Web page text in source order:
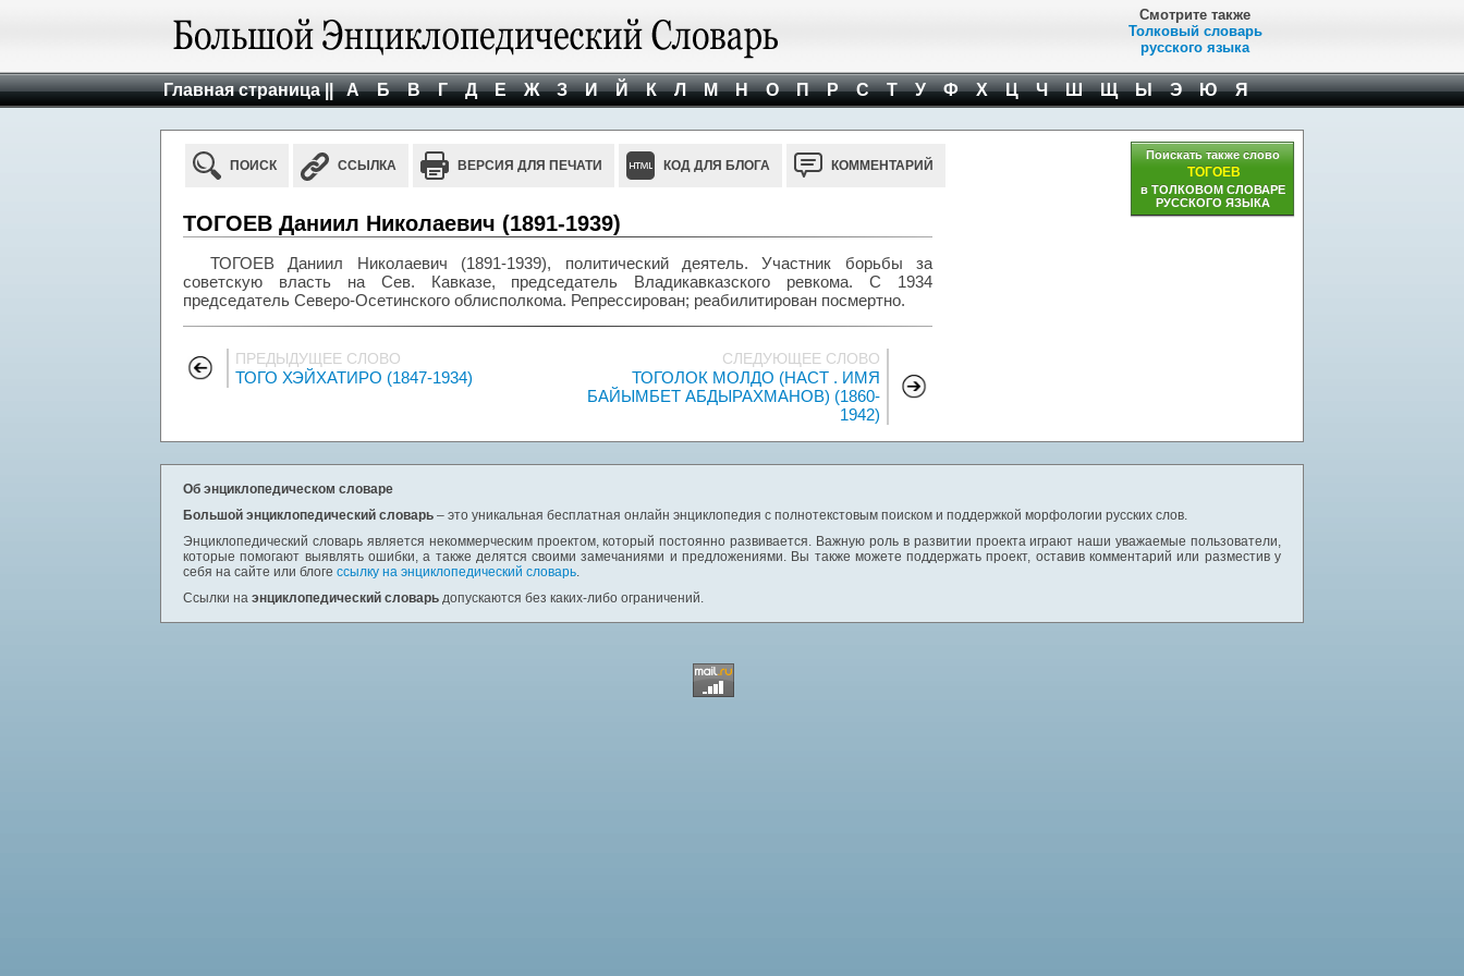
Смотрите также
Толковый словарь
русского языка
Главная страница || А Б В Г Д Е Ж З И Й К Л М Н О П Р С Т У Ф Х Ц Ч Ш Щ Ы Э Ю Я
ПОИСК ССЫЛКА ВЕРСИЯ ДЛЯ ПЕЧАТИ КОД ДЛЯ БЛОГА КОММЕНТАРИЙ
ТОГОЕВ Даниил Николаевич (1891-1939)
ТОГОЕВ Даниил Николаевич (1891-1939), политический деятель. Участник борьбы за
советскую власть на Сев. Кавказе, председатель Владикавказского ревкома. С 1934
председатель Северо-Осетинского облисполкома. Репрессирован; реабилитирован посмертно.
ПРЕДЫДУЩЕЕ СЛОВО
ТОГО ХЭЙХАТИРО (1847-1934)
СЛЕДУЮЩЕЕ СЛОВО
ТОГОЛОК МОЛДО (НАСТ . ИМЯ
БАЙЫМБЕТ АБДЫРАХМАНОВ) (1860-
1942)
Поискать также слово
ТОГОЕВ
в ТОЛКОВОМ СЛОВАРЕ
РУССКОГО ЯЗЫКА
Об энциклопедическом словаре
Большой энциклопедический словарь – это уникальная бесплатная онлайн энциклопедия с полнотекстовым поиском и поддержкой морфологии русских слов.
Энциклопедический словарь является некоммерческим проектом, который постоянно развивается. Важную роль в развитии проекта играют наши уважаемые пользователи,
которые помогают выявлять ошибки, а также делятся своими замечаниями и предложениями. Вы также можете поддержать проект, оставив комментарий или разместив у
себя на сайте или блоге ссылку на энциклопедический словарь.
Ссылки на энциклопедический словарь допускаются без каких-либо ограничений.